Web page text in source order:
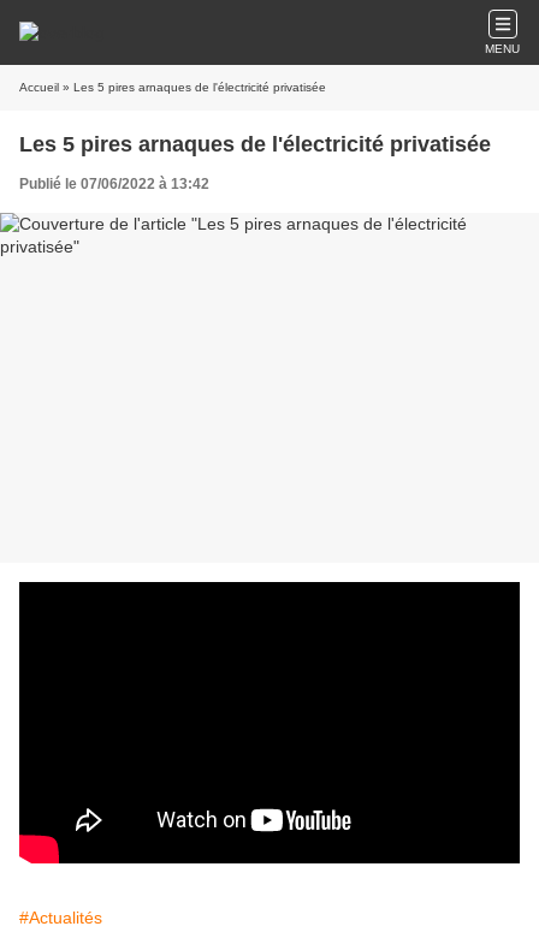
MENU
Accueil » Les 5 pires arnaques de l'électricité privatisée
Les 5 pires arnaques de l'électricité privatisée
Publié le 07/06/2022 à 13:42
#Actualités